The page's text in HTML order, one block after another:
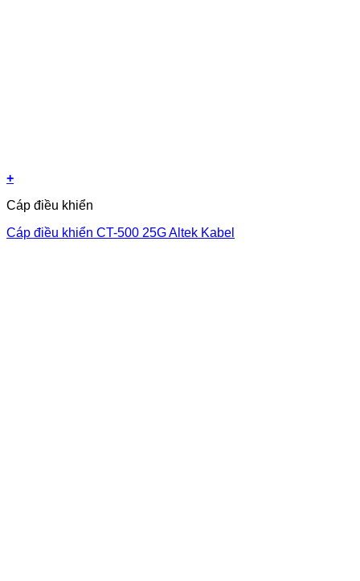
+
Cáp điều khiển
Cáp điều khiển CT-500 25G Altek Kabel